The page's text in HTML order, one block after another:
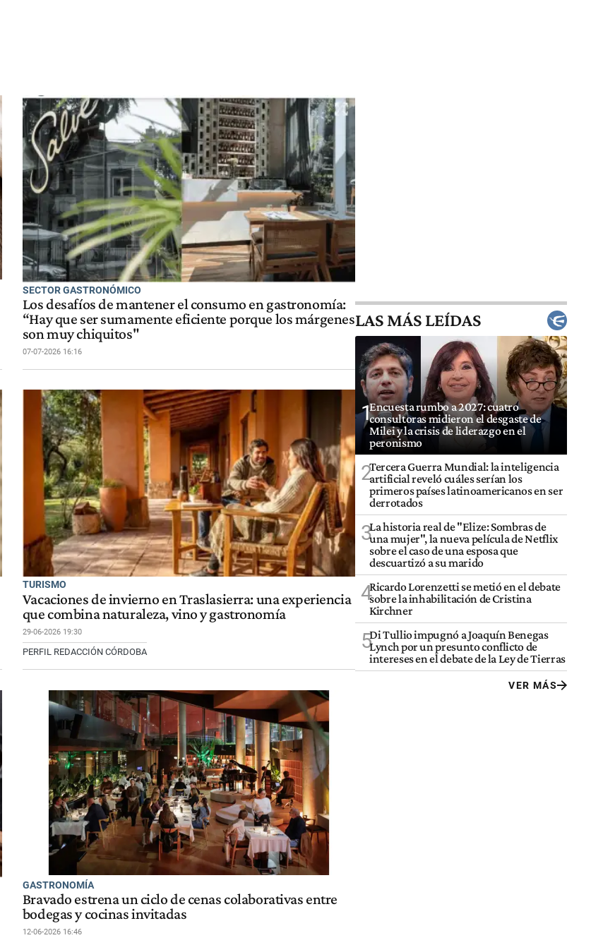
SECTOR GASTRONÓMICO
Los desafíos de mantener el consumo en gastronomía:
“Hay que ser sumamente eficiente porque los márgenes
son muy chiquitos"
07-07-2026 16:16
TURISMO
Vacaciones de invierno en Traslasierra: una experiencia
que combina naturaleza, vino y gastronomía
29-06-2026 19:30
PERFIL REDACCIÓN CÓRDOBA
GASTRONOMÍA
Bravado estrena un ciclo de cenas colaborativas entre
bodegas y cocinas invitadas
12-06-2026 16:46
LAS MÁS LEÍDAS
1Encuesta rumbo a 2027: cuatro
consultoras midieron el desgaste de
Milei y la crisis de liderazgo en el
peronismo
2Tercera Guerra Mundial: la inteligencia
artificial reveló cuáles serían los
primeros países latinoamericanos en ser
derrotados
3La historia real de "Elize: Sombras de
una mujer", la nueva película de Netflix
sobre el caso de una esposa que
descuartizó a su marido
4Ricardo Lorenzetti se metió en el debate
sobre la inhabilitación de Cristina
Kirchner
5Di Tullio impugnó a Joaquín Benegas
Lynch por un presunto conflicto de
intereses en el debate de la Ley de Tierras
VER MÁS